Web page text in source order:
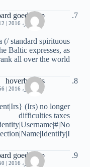
goedkoop
19 أكتوبر، 2016 | 8:12 ص
(/ standard spirituous
Baltic expresses, as
all over the world.
hoverboards
19 أكتوبر، 2016 | 9:56 م
(Irs) no longer
difficulties taxes
.
goedkoop
20 أكتوبر، 2016 | 10:50 ص